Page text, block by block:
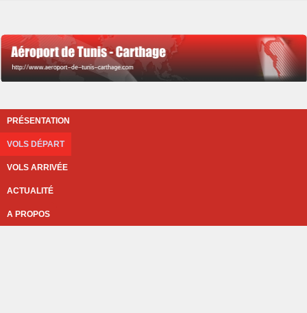
PRÉSENTATION
VOLS DÉPART
VOLS ARRIVÉE
ACTUALITÉ
A PROPOS